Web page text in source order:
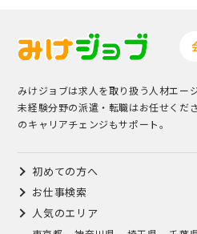
みけジョブは求人を取り扱う人材エー
未経験分野の派遣・転職はお任せくだ
のキャリアチェンジもサポート。
初めての方へ
お仕事検索
人気のエリア